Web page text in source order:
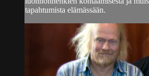
tapahtumista elämässään.